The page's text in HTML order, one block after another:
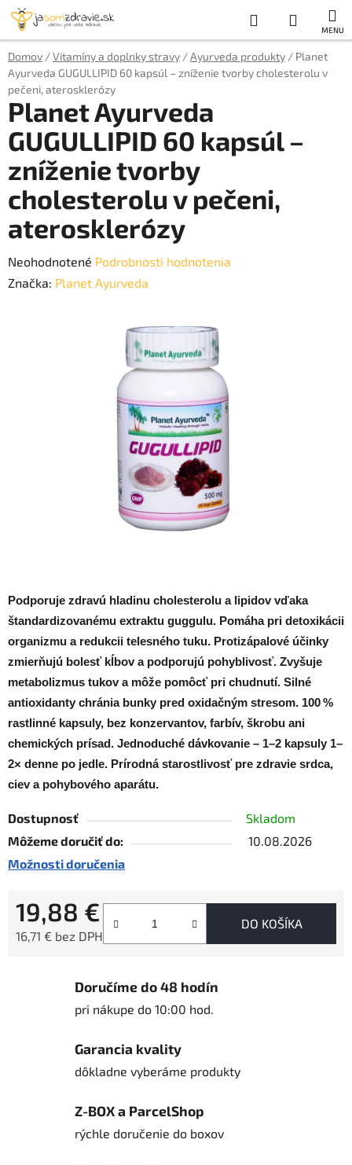
Prejsť
obsah
Hľadať
KOŠÍK
Domov /Vitamíny a doplnky stravy /Ayurveda produkty / Planet
Ayurveda GUGULLIPID 60 kapsúl – zníženie tvorby cholesterolu v
pečeni, aterosklerózy
Podporuje zdravú hladinu cholesterolu a lipidovvďaka
štandardizovanému extraktu guggulu. Pomáha pri detoxikácii
organizmu a redukcii telesného tuku. Protizápalové účinky
zmierňujú bolesť kĺbov a podporujú pohyblivosť. Zvyšuje
metabolizmus tukov a môže pomôcť pri chudnutí. Silné
antioxidanty chránia bunky pred oxidačným stresom. 100 %
rastlinné kapsuly, bez konzervantov, farbív, škrobu ani
chemických prísad . Jednoduché dávkovanie – 1–2 kapsuly 1–
2× denne po jedle. Prírodná starostlivosť pre zdravie srdca,
ciev a pohybového aparátu.
Dostupnosť
Skladom
Môžeme doručiť do:
10.08.2026
Možnosti doručenia
19,88 €
16,71 € bez DPH
DO KOŠÍKA
Planet Ayurveda
GUGULLIPID 60 kapsúl –
zníženie tvorby
cholesterolu v pečeni,
aterosklerózy
Priemerné
hodnotenie
Neohodnotené Podrobnosti hodnotenia
Značka: Planet Ayurveda
Doručíme do 48 hodín
pri nákupe do 10:00 hod.
Garancia kvality
dôkladne vyberáme produkty
Z-BOX a ParcelShop
rýchle doručenie do boxov